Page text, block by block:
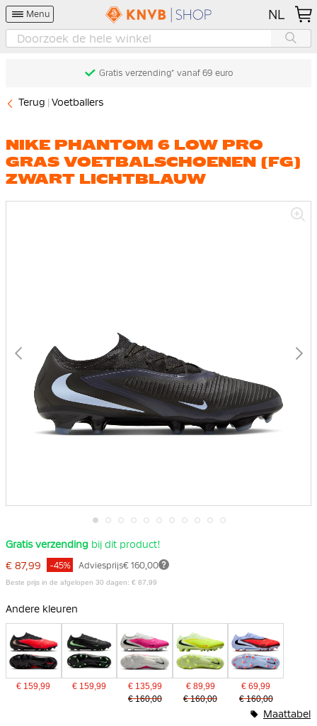
Menu NL
Gratis verzending* vanaf 69 euro
Terug Voetballers
NIKE PHANTOM 6 LOW PRO
GRAS VOETBALSCHOENEN (FG)
ZWART LICHTBLAUW
naar
begin
van
gallerij
Gratis verzending bij dit product!
€ 87,99
Adviesprijs€ 160,00
-45%
Beste prijs in de afgelopen 30 dagen: € 87,99
Andere kleuren
€ 159,99 € 159,99
€ 135,99
€ 160,00
€ 89,99
€ 160,00
€ 69,99
€ 160,00
Maattabel